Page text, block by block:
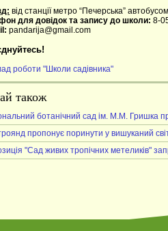
від станції метро “Печерська”
для довідок та запису до школи: 8-
pandarija@gmail.com
роботи "Школи садівника"
також
ботанічний сад ім. М.М. Гришка
пропонує поринути у вишуканий світ
"Сад живих тропічних метеликів"